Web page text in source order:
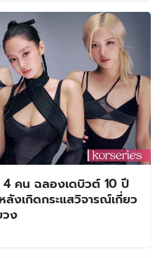
4 คน ฉลองเดบิวต์ 10 ปี
งเกิดกระแสวิจารณ์เกี่ยว
ง